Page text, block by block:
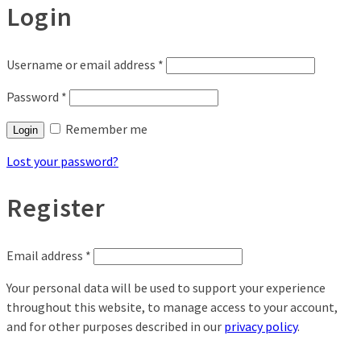
Login
Username or email address *
Password *
Login
Remember me
Lost your password?
Register
Email address *
Your personal data will be used to support your experience
throughout this website, to manage access to your account,
and for other purposes described in our privacy policy.